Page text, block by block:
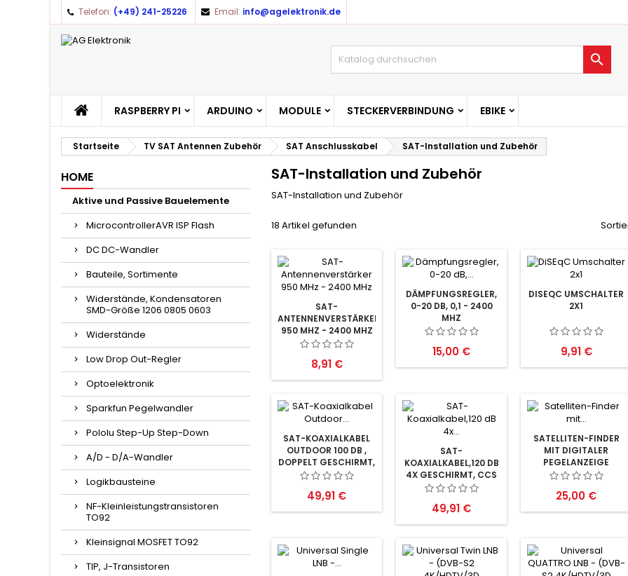
Telefon: (+49) 241-25226 Email: info@agelektronik.de

RASPBERRY PI ARDUINO MODULE STECKERVERBINDUNG EBIKE
Startseite TV SAT Antennen Zubehör SAT Anschlusskabel SAT-Installation und Zubehör
HOME
Aktive und Passive Bauelemente
MicrocontrollerAVR ISP Flash
DC DC-Wandler
Bauteile, Sortimente
Widerstände, Kondensatoren
SMD-Größe 1206 0805 0603
Widerstände
Low Drop Out-Regler
Optoelektronik
Sparkfun Pegelwandler
Pololu Step-Up Step-Down
A/D - D/A-Wandler
Logikbausteine
NF-Kleinleistungstransistoren
TO92
Kleinsignal MOSFET TO92
TIP, J-Transistoren
SAT-Installation und Zubehör
SAT-Installation und Zubehör
18 Artikel gefunden
SAT-
ANTENNENVERSTÄRKER
950 MHZ - 2400 MHZ
Preis
8,91 €
DÄMPFUNGSREGLER,
0-20 DB, 0,1 - 2400
MHZ
Preis
15,00 €
DISEQC UMSCHALTER
2X1
Preis
9,91 €
SAT-KOAXIALKABEL
OUTDOOR 100 DB ,
DOPPELT GESCHIRMT,
CCS 100M
Preis
49,91 €
SAT-
KOAXIALKABEL,120 DB
4X GESCHIRMT, CCS
100M
Preis
49,91 €
SATELLITEN-FINDER
MIT DIGITALER
PEGELANZEIGE
Preis
25,00 €